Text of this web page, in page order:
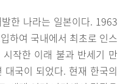
한 나라는 일본이다. 1963
하여 국내에서 최초로 인스
작한 이래 불과 반세기 만
국이 되었다. 현재 한국의